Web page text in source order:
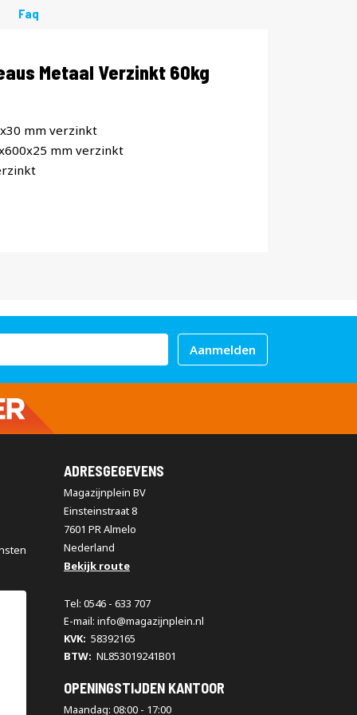
Metaal Verzinkt 60kg
mm verzinkt
mm verzinkt
Faq
Aanmelden
ADRESGEGEVENS
Magazijnplein BV
Einsteinstraat 8
7601 PR Almelo
Nederland
Bekijk route
Tel: 0546 - 633 707
E-mail: info@magazijnplein.nl
KVK: 58392165
BTW: NL853019241B01
OPENINGSTIJDEN KANTOOR
Maandag: 08:00 - 17:00